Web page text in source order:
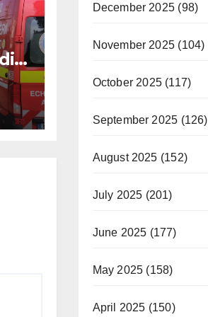
ce
December 2025 (98)
November 2025 (104)
October 2025(117)
September 2025 (126)
August 2025 (152)
July 2025 (201)
June 2025 (177)
May 2025 (158)
April 2025 (150)